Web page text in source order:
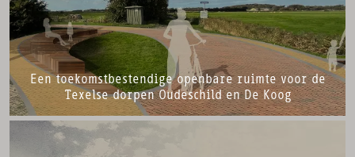
Een toekomstbestendige openbare ruimte voor de
Texelse dorpen Oudeschild en De Koog